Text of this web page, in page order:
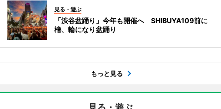
見る・遊ぶ
「渋谷盆踊り」今年も開催へ SHIBUYA109前に
櫓、輪になり盆踊り
もっと見る